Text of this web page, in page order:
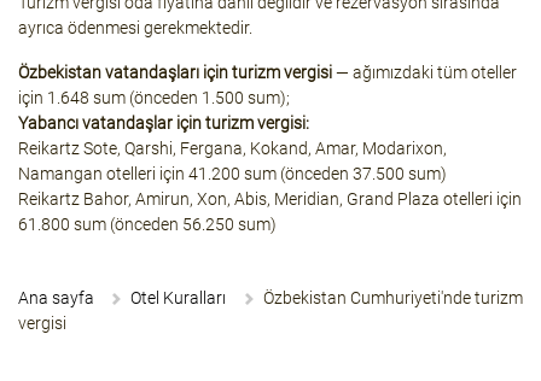
ayrıca ödenmesi gerekmektedir.
Özbekistan vatandaşları için turizm vergisi— ağımızdaki tüm oteller
için 1.648 sum (önceden 1.500 sum);
Yabancı vatandaşlar için turizm vergisi:
Reikartz Sote, Qarshi, Fergana, Kokand, Amar, Modarixon,
Namangan otelleri için 41.200 sum (önceden 37.500 sum)
Reikartz Bahor, Amirun, Xon, Abis, Meridian, Grand Plaza otelleri için
61.800 sum (önceden 56.250 sum)
Ana sayfa Otel Kuralları
Özbekistan Cumhuriyeti'nde turizm
vergisi